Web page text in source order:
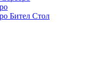
Бител Стол